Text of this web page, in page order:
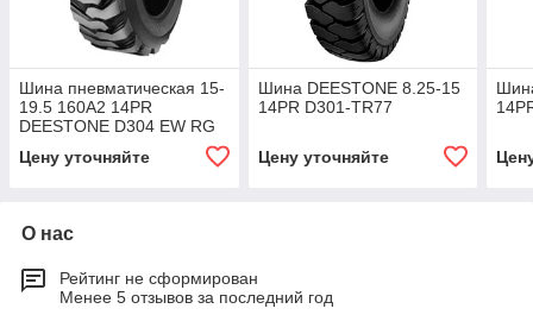
Шина пневматическая 15-
19.5 160A2 14PR
DEESTONE D304 EW RG
Цену уточняйте
Шина DEESTONE 8.25-15
14PR D301-TR77
Цену уточняйте
О нас
Рейтинг не сформирован
Менее 5 отзывов за последний год